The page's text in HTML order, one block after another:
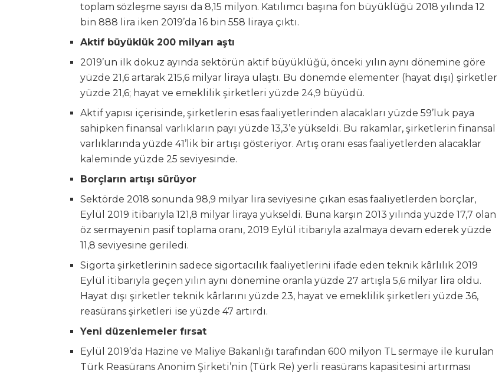
toplam sözleşme sayısı da 8,15 milyon. Katılımcı başına fon büyüklüğü 2018 yılında 12
bin 888 lira iken 2019’da 16 bin 558 liraya çıktı.
Aktif büyüklük 200 milyarı aştı
2019’un ilk dokuz ayında sektörün aktif büyüklüğü, önceki yılın aynı dönemine göre
yüzde 21,6 artarak 215,6 milyar liraya ulaştı. Bu dönemde elementer (hayat dışı) şirketler
yüzde 21,6; hayat ve emeklilik şirketleri yüzde 24,9 büyüdü.
Aktif yapısı içerisinde, şirketlerin esas faaliyetlerinden alacakları yüzde 59’luk paya
sahipken finansal varlıkların payı yüzde 13,3’e yükseldi. Bu rakamlar, şirketlerin finansal
varlıklarında yüzde 41’lik bir artışı gösteriyor. Artış oranı esas faaliyetlerden alacaklar
kaleminde yüzde 25 seviyesinde.
Borçların artışı sürüyor
Sektörde 2018 sonunda 98,9 milyar lira seviyesine çıkan esas faaliyetlerden borçlar,
Eylül 2019 itibarıyla 121,8 milyar liraya yükseldi. Buna karşın 2013 yılında yüzde 17,7 olan
öz sermayenin pasif toplama oranı, 2019 Eylül itibarıyla azalmaya devam ederek yüzde
11,8 seviyesine geriledi.
Sigorta şirketlerinin sadece sigortacılık faaliyetlerini ifade eden teknik kârlılık 2019
Eylül itibarıyla geçen yılın aynı dönemine oranla yüzde 27 artışla 5,6 milyar lira oldu.
Hayat dışı şirketler teknik kârlarını yüzde 23, hayat ve emeklilik şirketleri yüzde 36,
reasürans şirketleri ise yüzde 47 artırdı.
Yeni düzenlemeler fırsat
Eylül 2019’da Hazine ve Maliye Bakanlığı tarafından 600 milyon TL sermaye ile kurulan
Türk Reasürans Anonim Şirketi’nin (Türk Re) yerli reasürans kapasitesini artırması